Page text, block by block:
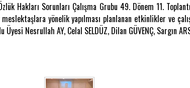
Hakları Sorunları Çalışma Grubu 49. Dönem 11.
yönelik yapılması planlanan etkinlikler ve
Nesrullah AY, Celal SELDÜZ, Dilan GÜVENÇ, Sargın